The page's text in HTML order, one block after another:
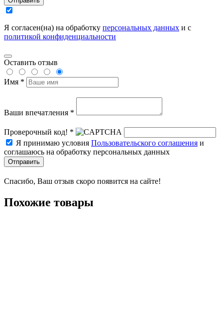
Я согласен(на) на обработку персональных данных и с
политикой конфиденциальности
Оставить отзыв
Имя *
Ваши впечатления *
Проверочный код! *
Я принимаю условия Пользовательского соглашения и
соглашаюсь на обработку персональных данных
Отправить
Спасибо, Ваш отзыв скоро появится на сайте!
Похожие товары